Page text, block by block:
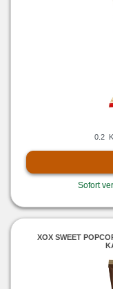
0.2
Sofort
XOX SWEET